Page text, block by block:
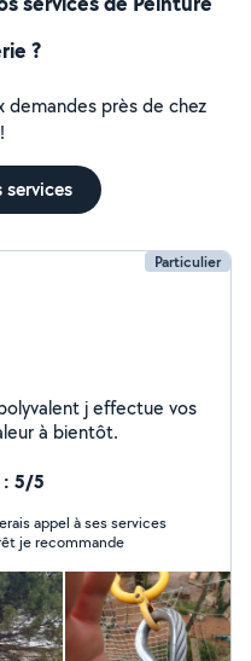
?
demandes près de chez
services
Particulier
j effectue vos
à bientôt.
: 5/5
appel à ses services
on peut compter sur lui fiable et discrêt je recommande